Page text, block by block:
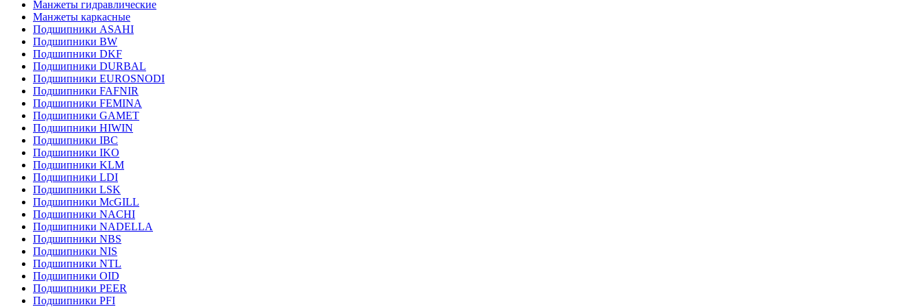
Манжеты гидравлические
Манжеты каркасные
Подшипники ASAHI
Подшипники BW
Подшипники DKF
Подшипники DURBAL
Подшипники EUROSNODI
Подшипники FAFNIR
Подшипники FEMINA
Подшипники GAMET
Подшипники HIWIN
Подшипники IBC
Подшипники IKO
Подшипники KLM
Подшипники LDI
Подшипники LSK
Подшипники McGILL
Подшипники NACHI
Подшипники NADELLA
Подшипники NBS
Подшипники NIS
Подшипники NTL
Подшипники OID
Подшипники PEER
Подшипники PFI